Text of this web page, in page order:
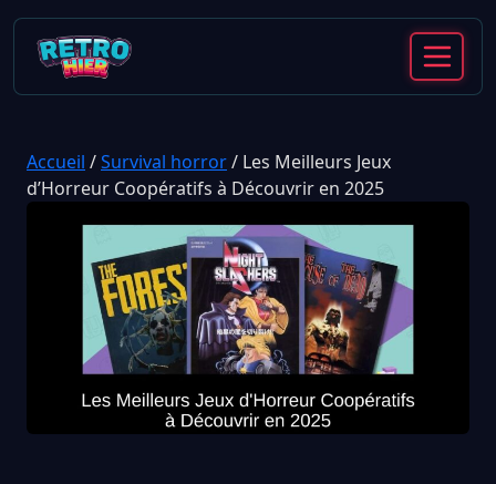
Accueil /Survival horror/ Les Meilleurs Jeux
d’Horreur Coopératifs à Découvrir en 2025